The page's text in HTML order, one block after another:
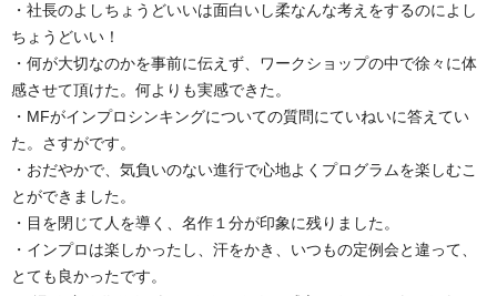
・社長のよしちょうどいいは面白いし柔なんな考えをするのによし
ちょうどいい！
・何が大切なのかを事前に伝えず、ワークショップの中で徐々に体
感させて頂けた。何よりも実感できた。
・MFがインプロシンキングについての質問にていねいに答えてい
た。さすがです。
・おだやかで、気負いのない進行で心地よくプログラムを楽しむこ
とができました。
・目を閉じて人を導く、名作１分が印象に残りました。
・インプロは楽しかったし、汗をかき、いつもの定例会と違って、
とても良かったです。